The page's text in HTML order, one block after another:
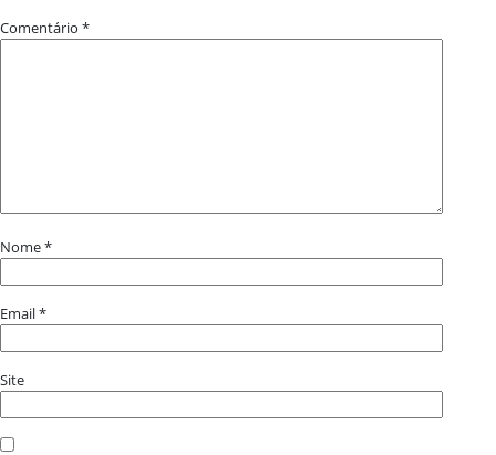
Comentário *
Nome*
Email*
Site